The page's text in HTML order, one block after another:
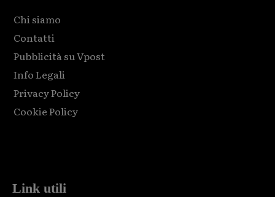
Chi siamo
Contatti
Pubblicità su Vpost
Info Legali
Privacy Policy
Cookie Policy
Link utili